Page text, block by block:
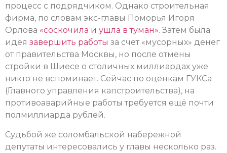
процесс с подрядчиком. Однако строительная
фирма, по словам экс-главы Поморья Игоря
Орлова «соскочила и ушла в туман». Затем была
идея завершить работы за счет «мусорных» денег
от правительства Москвы, но после отмены
стройки в Шиесе о столичных миллиардах уже
никто не вспоминает. Сейчас по оценкам ГУКСа
(Главного управления капстроительства), на
противоаварийные работы требуется ещё почти
полмиллиарда рублей.
Судьбой же соломбальской набережной
депутаты интересовались у главы несколько раз.